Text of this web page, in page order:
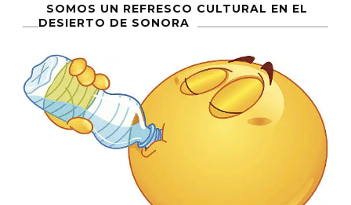
SOMOS UN REFRESCO CULTURAL EN EL
DESIERTO DE SONORA